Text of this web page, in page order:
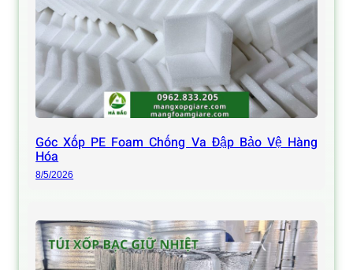
Góc Xốp PE Foam Chống Va Đập Bảo Vệ Hàng
Hóa
8/5/2026